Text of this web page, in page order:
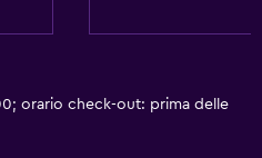
orario check-out: prima delle